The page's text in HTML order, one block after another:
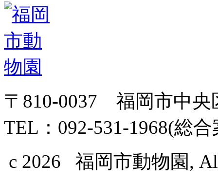
〒810-0037 福岡市中央
TEL：092-531-1968(総
c 2026 福岡市動物園,